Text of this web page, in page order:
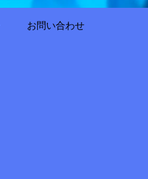
お問い合わせ